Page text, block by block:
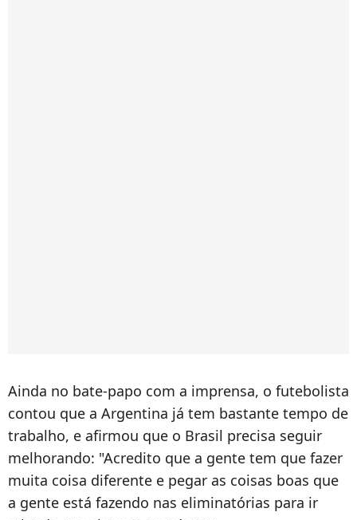
Ainda no bate-papo com a imprensa, o futebolista
contou que a Argentina já tem bastante tempo de
trabalho, e afirmou que o Brasil precisa seguir
melhorando: "Acredito que a gente tem que fazer
muita coisa diferente e pegar as coisas boas que
a gente está fazendo nas eliminatórias para ir